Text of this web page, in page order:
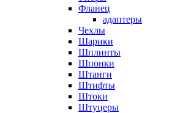
Фланец
адаптеры
Чехлы
Шарики
Шплинты
Шпонки
Штанги
Штифты
Штоки
Штуцеры